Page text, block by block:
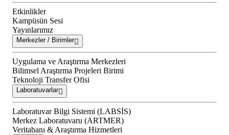
Etkinlikler
Kampüsün Sesi
Yayınlarımız
Merkezler / Birimler
Uygulama ve Araştırma Merkezleri
Bilimsel Araştırma Projeleri Birimi
Teknoloji Transfer Ofisi
Laboratuvarlar
Laboratuvar Bilgi Sistemi (LABSİS)
Merkez Laboratuvaru (ARTMER)
Veritabanı & Araştırma Hizmetleri